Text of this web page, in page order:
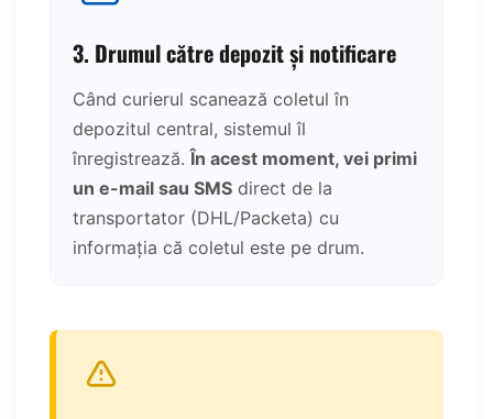
3. Drumul către depozit și notificare
Când curierul scanează coletul în
depozitul central, sistemul îl
înregistrează.În acest moment, vei primi
un e-mail sau SMS direct de la
transportator (DHL/Packeta) cu
informația că coletul este pe drum.